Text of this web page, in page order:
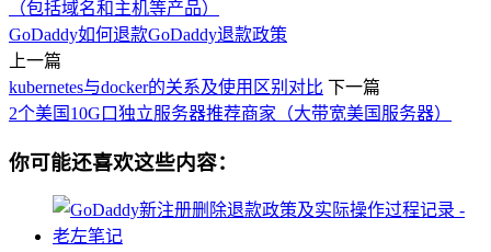
（包括域名和主机等产品）
GoDaddy如何退款GoDaddy退款政策
上一篇
kubernetes与docker的关系及使用区别对比 下一篇
2个美国10G口独立服务器推荐商家（大带宽美国服务器）
你可能还喜欢这些内容：